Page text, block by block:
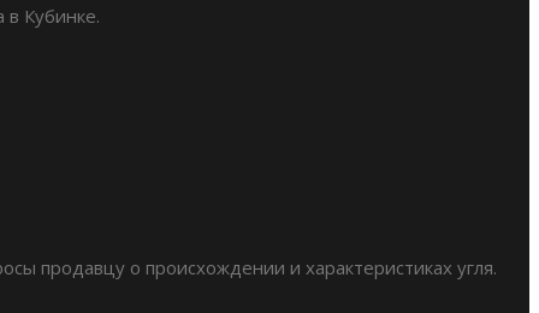
в Кубинке.
продавцу о происхождении и характеристиках угля.